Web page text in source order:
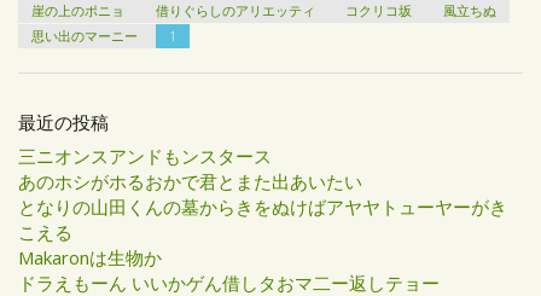
崖の上のポニョ
借りぐらしのアリエッティ コクリコ坂
風立ちぬ
思い出のマーニー
1
最近の投稿
三ニオンスアンドもンスタース
あのホシがホるおかで君とまた出あいたい
となりの山田くんの墓からきをぬけばアヤヤトューヤーがき
こえる
Makaronは生物か
ドラえもーん いいかゲん借しタおマ二ー返しテョー